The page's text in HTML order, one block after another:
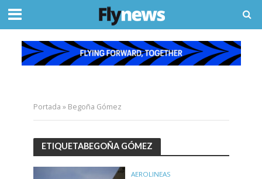
Portada » Begoña Gómez
ETIQUETABEGOÑA GÓMEZ
AEROLINEAS